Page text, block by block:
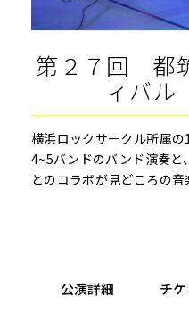
第２７回 都
ィバ
横浜ロックサークル所属
4~5バンドのバンド演奏と
とのコラボが見どころの音
公演詳細 チ